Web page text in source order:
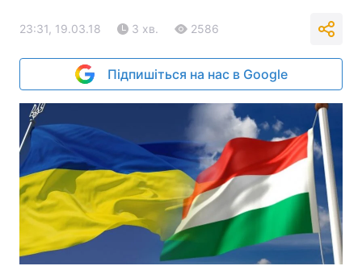
23:31, 19.03.18 3 хв. 2586
Підпишіться на нас в Google